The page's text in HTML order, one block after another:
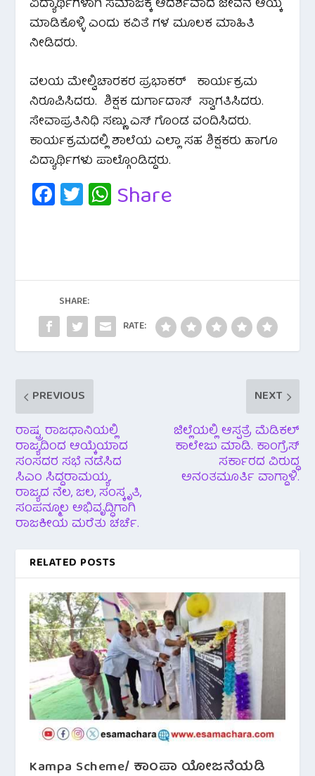
ವಿದ್ಯಾರ್ಥಿಗಳಾಗಿ ಸಮಾಜಕ್ಕೆ ಆದರ್ಶವಾದ ಜೀವನ ಆಯ್ಕೆ
ಮಾಡಿಕೊಳ್ಳಿ ಎಂದು ಕವಿತೆ ಗಳ ಮೂಲಕ ಮಾಹಿತಿ
ನೀಡಿದರು.
ವಲಯ ಮೇಲ್ವಿಚಾರಕರ ಪ್ರಭಾಕರ್ ಕಾರ್ಯಕ್ರಮ
ನಿರೂಪಿಸಿದರು. ಶಿಕ್ಷಕ ದುರ್ಗಾದಾಸ್ ಸ್ವಾಗತಿಸಿದರು.
ಸೇವಾಪ್ರತಿನಿಧಿ ಸಣ್ಣು ಎಸ್ ಗೊಂಡ ವಂದಿಸಿದರು.
ಕಾರ್ಯಕ್ರಮದಲ್ಲಿ ಶಾಲೆಯ ಎಲ್ಲಾ ಸಹ ಶಿಕ್ಷಕರು ಹಾಗೂ
ವಿದ್ಯಾರ್ಥಿಗಳು ಪಾಲ್ಗೊಂಡಿದ್ದರು.
Fa
c
o
o
k
T
wi
W
A
p
p
Share
SHARE:
RATE:
PREVIOUS
ರಾಷ್ಟ್ರ ರಾಜಧಾನಿಯಲ್ಲಿ
ರಾಜ್ಯದಿಂದ ಆಯ್ಕೆಯಾದ
ಸಂಸದರ ಸಭೆ ನಡೆಸಿದ
ಸಿಎಂ ಸಿದ್ದರಾಮಯ್ಯ.
ರಾಜ್ಯದ ನೆಲ, ಜಲ, ಸಂಸ್ಕೃತಿ,
ಸಂಪನ್ಮೂಲ ಅಭಿವೃದ್ಧಿಗಾಗಿ
ರಾಜಕೀಯ ಮರೆತು ಚರ್ಚೆ.
NEXT
ಜಿಲ್ಲೆಯಲ್ಲಿ ಆಸ್ಪತ್ರೆ ಮೆಡಿಕಲ್‌
ಕಾಲೇಜು ಮಾಡಿ. ಕಾಂಗ್ರೆಸ್
ಸರ್ಕಾರದ ವಿರುದ್ಧ
ಅನಂತಮೂರ್ತಿ ವಾಗ್ದಾಳಿ.
RELATED POSTS
Kampa Scheme/ ಕಾಂಪಾ ಯೋಜನೆಯಡಿ